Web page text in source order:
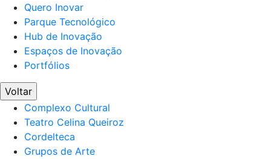
Quero Inovar
Parque Tecnológico
Hub de Inovação
Espaços de Inovação
Portfólios
Voltar
Complexo Cultural
Teatro Celina Queiroz
Cordelteca
Grupos de Arte